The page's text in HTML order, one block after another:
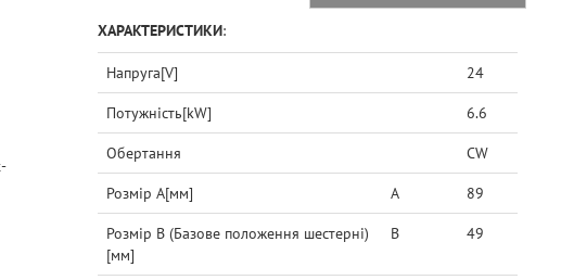
ХАРАКТЕРИСТИКИ:
Напруга[V] 24
Потужність[kW] 6.6
Обертання CW
Розмір A[мм] A 89
Розмір B (Базове положення шестерні)
[мм]
B 49